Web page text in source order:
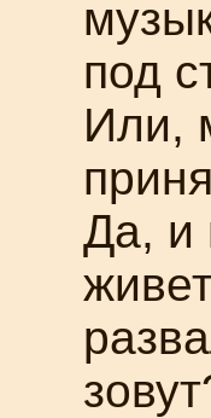
под
Или,
Да, и